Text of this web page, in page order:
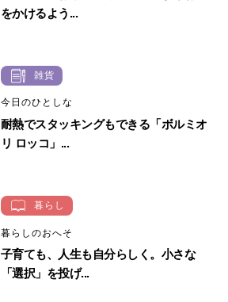
をかけるよう...
雑貨
今日のひとしな
耐熱でスタッキングもできる「ボルミオ
リ ロッコ」...
暮らし
暮らしのおへそ
子育ても、人生も自分らしく。小さな
「選択」を投げ...